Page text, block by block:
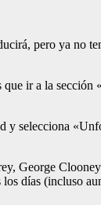
pero ya no
que ir a la sección
y selecciona
George
días (incluso